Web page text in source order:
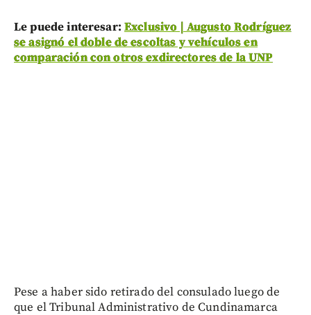
Le puede interesar: Exclusivo | Augusto Rodríguez
se asignó el doble de escoltas y vehículos en
comparación con otros exdirectores de la UNP
Pese a haber sido retirado del consulado luego de
que el Tribunal Administrativo de Cundinamarca